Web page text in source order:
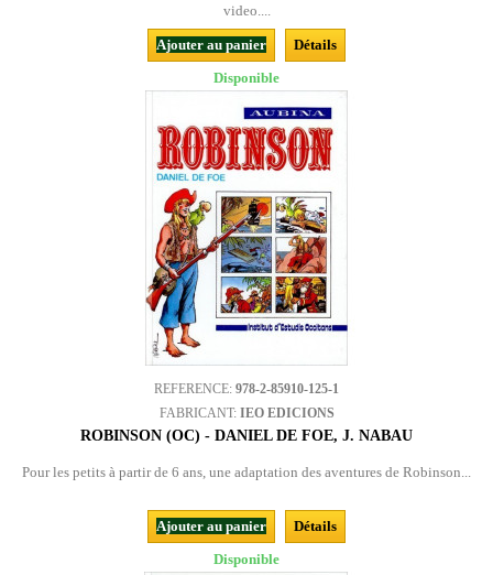
video....
Ajouter au panier
Détails
Disponible
REFERENCE: 978-2-85910-125-1
FABRICANT: IEO EDICIONS
ROBINSON (OC) - DANIEL DE FOE, J. NABAU
Pour les petits à partir de 6 ans, une adaptation des aventures de Robinson...
Ajouter au panier
Détails
Disponible